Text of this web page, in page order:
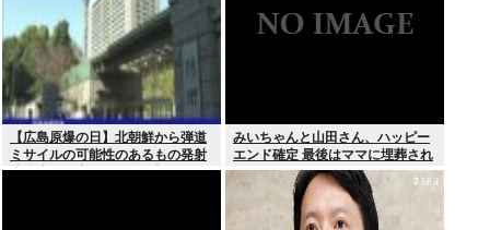
【広島原爆の日】北朝鮮から弾道
ミサイルの可能性のあるもの発射
防衛省が発表8月6日 17時12分配
みいちゃんと山田さん、ハッピー
エンド確定 最後はママに埋葬され
る